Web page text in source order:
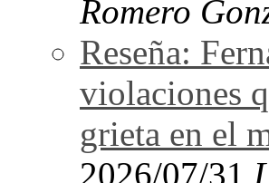
Romero
Reseña:
violaciones
grieta en el
2026/07/31